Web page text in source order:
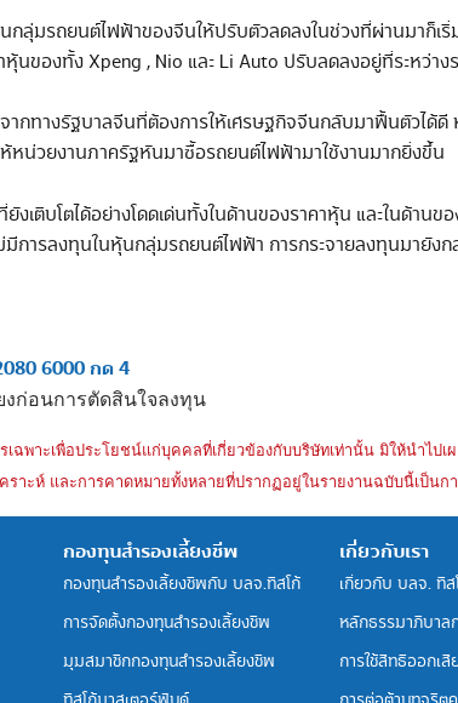
มรถยนต์ไฟฟ้าของจีนให้ปรับตัวลดลงในช่วงที่ผ่านมาก็เ
ของทั้ง Xpeng , Nio และ Li Auto ปรับลดลงอยู่ที่ระหว่า
งรัฐบาลจีนที่ต้องการให้เศรษฐกิจจีนกลับมาฟื้นตัวได้ดี ห
หน่วยงานภาครัฐหันมาซื้อรถยนต์ไฟฟ้ามาใช้งานมากยิ่งขึ้น
ติบโตได้อย่างโดดเด่นทั้งในด้านของราคาหุ้น และในด้าน
รลงทุนในหุ้นกลุ่มรถยนต์ไฟฟ้า การกระจายลงทุนมายังก
6000 กด 4
ก่อนการตัดสินใจลงทุน
าะเพื่อประโยชน์แก่บุคคลที่เกี่ยวข้องกับบริษัทเท่านั้น มิให้นำไป
ะห์ และการคาดหมายทั้งหลายที่ปรากฏอยู่ในรายงานฉบับนี้เป็น
กองทุนสำรองเลี้ยงชีพ
กองทุนสำรองเลี้ยงชีพกับ บลจ.ทิสโก้
การจัดตั้งกองทุนสำรองเลี้ยงชีพ
มุมสมาชิกกองทุนสำรองเลี้ยงชีพ
เกี่ยวกับเรา
เกี่ยวกับ บลจ. ทิส
หลักธรรมาภิบาล
การใช้สิทธิออกเ